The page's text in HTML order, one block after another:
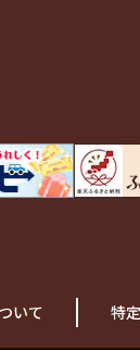
いて 特